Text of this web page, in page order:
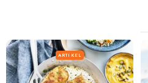
ARTIKEL